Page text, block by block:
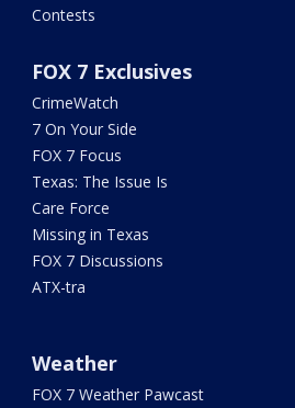
Contests
FOX 7 Exclusives
CrimeWatch
7 On Your Side
FOX 7 Focus
Texas: The Issue Is
Care Force
Missing in Texas
FOX 7 Discussions
ATX-tra
Weather
FOX 7 Weather Pawcast